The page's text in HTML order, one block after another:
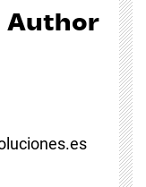
Author